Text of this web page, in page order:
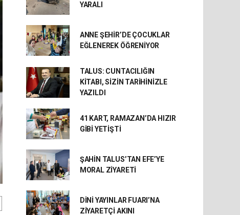
YARALI
ANNE ŞEHİR’DE ÇOCUKLAR
EĞLENEREK ÖĞRENİYOR
TALUS: CUNTACILIĞIN
KİTABI, SİZİN TARİHİNİZLE
YAZILDI
41 KART, RAMAZAN’DA HIZIR
GİBİ YETİŞTİ
ŞAHİN TALUS’TAN EFE’YE
MORAL ZİYARETİ
DİNİ YAYINLAR FUARI’NA
ZİYARETÇİ AKINI